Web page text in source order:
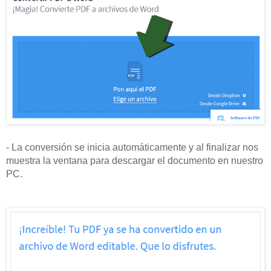
- La conversión se inicia automáticamente y al finalizar nos
muestra la ventana para descargar el documento en nuestro
PC.